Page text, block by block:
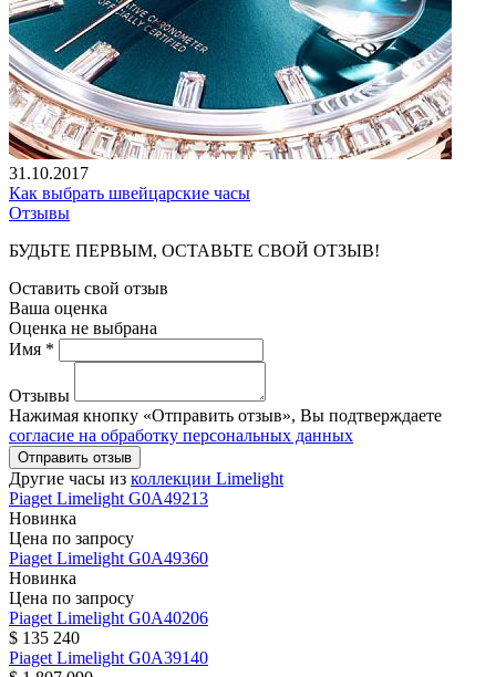
31.10.2017
Как выбрать швейцарские часы
Отзывы
БУДЬТЕ ПЕРВЫМ, ОСТАВЬТЕ СВОЙ ОТЗЫВ!
Оставить свой отзыв
Ваша оценка
Оценка не выбрана
Имя *
Отзывы
Нажимая кнопку «Отправить отзыв», Вы подтверждаете
согласие на обработку персональных данных
Отправить отзыв
Другие часы из коллекции Limelight
Piaget Limelight G0A49213
Новинка
Цена по запросу
Piaget Limelight G0A49360
Новинка
Цена по запросу
Piaget Limelight G0A40206
$ 135 240
Piaget Limelight G0A39140